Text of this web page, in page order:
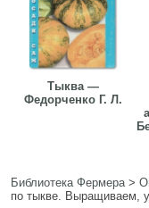
Тыква —
Федорченко Г. Л.
Библиотека Фермера>
по тыкве. Выращиваем,